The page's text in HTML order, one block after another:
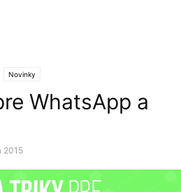
Novinky
WhatsApp a
2015